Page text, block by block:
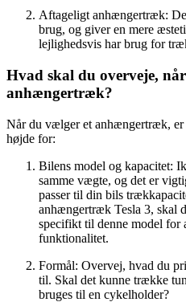
Aftageligt anhængertræk:
brug, og giver en mere
lejlighedsvis har brug for
Hvad skal du overveje,
anhængertræk?
Når du vælger et anhængertræk, er
højde for:
Bilens model og kapacitet:
samme vægte, og det er
passer til din bils
anhængertræk Tesla 3, skal
specifikt til denne model for
funktionalitet.
Formål: Overvej, hvad du
til. Skal det kunne trække
bruges til en cykelholder?